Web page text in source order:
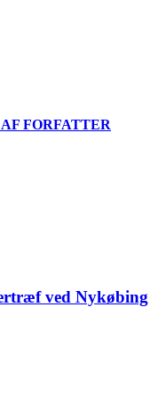
FORFATTER
ved Nykøbing